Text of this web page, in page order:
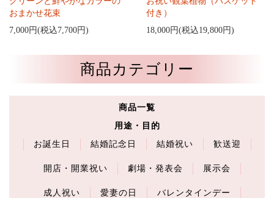
おまかせ花束
7,000円(税込7,700円)
付き）
18,000円(税込19,800円)
商品カテゴリー
商品一覧
用途・目的
お誕生日
結婚記念日 結婚祝い 歓送迎
開店・開業祝い 劇場・発表会 展示会
成人祝い 愛妻の日 バレンタインデー